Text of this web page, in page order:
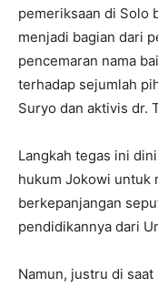
pemeriksaan di Solo
menjadi bagian dari
pencemaran nama
terhadap sejumlah
Suryo dan aktivis dr.
Langkah tegas ini
hukum Jokowi untuk
berkepanjangan
pendidikannya dari
Namun, justru di